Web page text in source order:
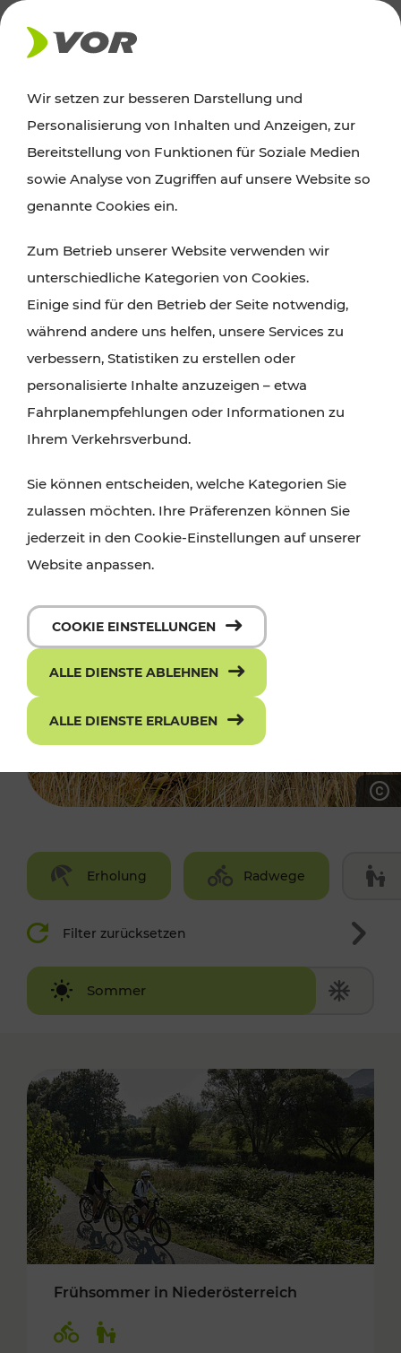
AKTUELLES
Ausflugstipps
Wien, Niederösterreich und das Burgenland
Wanderungen, Kultur und Gastronomie,
Radtouren oder purer Naturgenuss – viele
Attraktionen sind mit den Ticket- und Fahrplan-
Angeboten des VOR gut und schnell erreichbar.
Erholung Radwege
Filter zurücksetzen
Sommer
Winter
Frühsommer in Niederösterreich
Wir setzen zur besseren Darstellung und
Personalisierung von Inhalten und Anzeigen, zur
Bereitstellung von Funktionen für Soziale Medien
sowie Analyse von Zugriffen auf unsere Website so
genannte Cookies ein.
Zum Betrieb unserer Website verwenden wir
unterschiedliche Kategorien von Cookies.
Einige sind für den Betrieb der Seite notwendig,
während andere uns helfen, unsere Services zu
verbessern, Statistiken zu erstellen oder
personalisierte Inhalte anzuzeigen – etwa
Fahrplanempfehlungen oder Informationen zu
Ihrem Verkehrsverbund.
Sie können entscheiden, welche Kategorien Sie
zulassen möchten. Ihre Präferenzen können Sie
jederzeit in den Cookie-Einstellungen auf unserer
Website anpassen.
COOKIE EINSTELLUNGEN
ALLE DIENSTE ABLEHNEN
ALLE DIENSTE ERLAUBEN